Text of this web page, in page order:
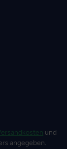
und
angegeben.